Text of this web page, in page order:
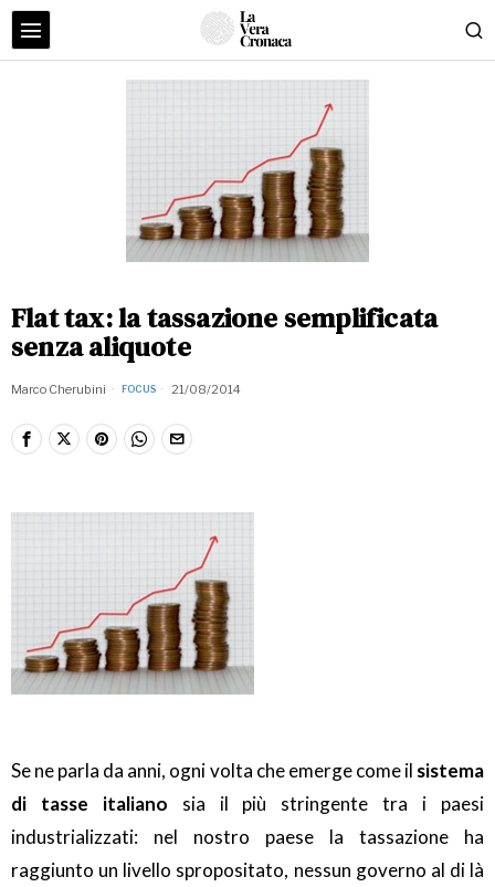
Flat tax: la tassazione semplificata
senza aliquote
Marco Cherubini FOCUS 21/08/2014
Se ne parla da anni, ogni volta che emerge come il sistema
di tasse italiano sia il più stringente tra i paesi
industrializzati: nel nostro paese la tassazione ha
raggiunto un livello spropositato, nessun governo al di là